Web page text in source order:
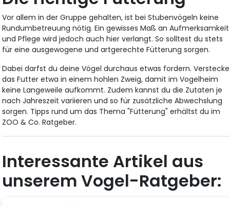
Vor allem in der Gruppe gehalten, ist bei Stubenvögeln keine
Rundumbetreuung nötig. Ein gewisses Maß an Aufmerksamkeit
und Pflege wird jedoch auch hier verlangt. So solltest du stets
für eine ausgewogene und artgerechte Fütterung sorgen.
Dabei darfst du deine Vögel durchaus etwas fordern. Verstecke
das Futter etwa in einem hohlen Zweig, damit im Vogelheim
keine Langeweile aufkommt. Zudem kannst du die Zutaten je
nach Jahreszeit variieren und so für zusätzliche Abwechslung
sorgen. Tipps rund um das Thema "Fütterung" erhältst du im
ZOO & Co. Ratgeber.
Interessante Artikel aus
unserem Vogel-Ratgeber: